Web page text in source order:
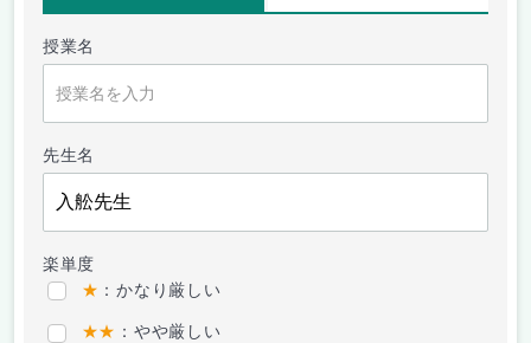
授業名
先生名
楽単度
★ ：かなり厳しい
★★ ：やや厳しい